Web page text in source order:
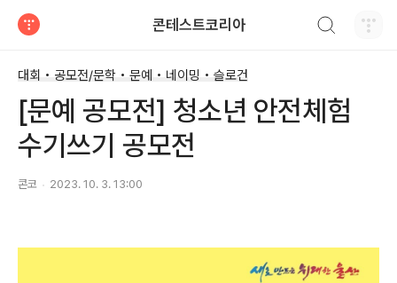
콘테스트코리아
대회 • 공모전/문학 • 문예 • 네이밍 • 슬로건
[문예 공모전] 청소년 안전체험
수기쓰기 공모전
콘코 2023. 10. 3. 13:00